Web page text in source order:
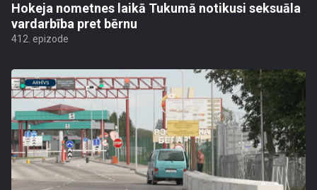
Hokeja nometnes laikā Tukumā notikusi seksuāla
vardarbība pret bērnu
412. epizode